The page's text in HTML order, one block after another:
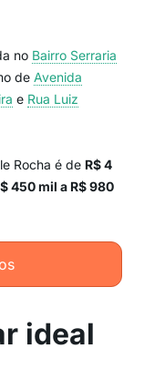
no Bairro Serraria
de Avenida
e Rua Luiz
Rocha é de R$ 4
450 mil a R$ 980
ideal